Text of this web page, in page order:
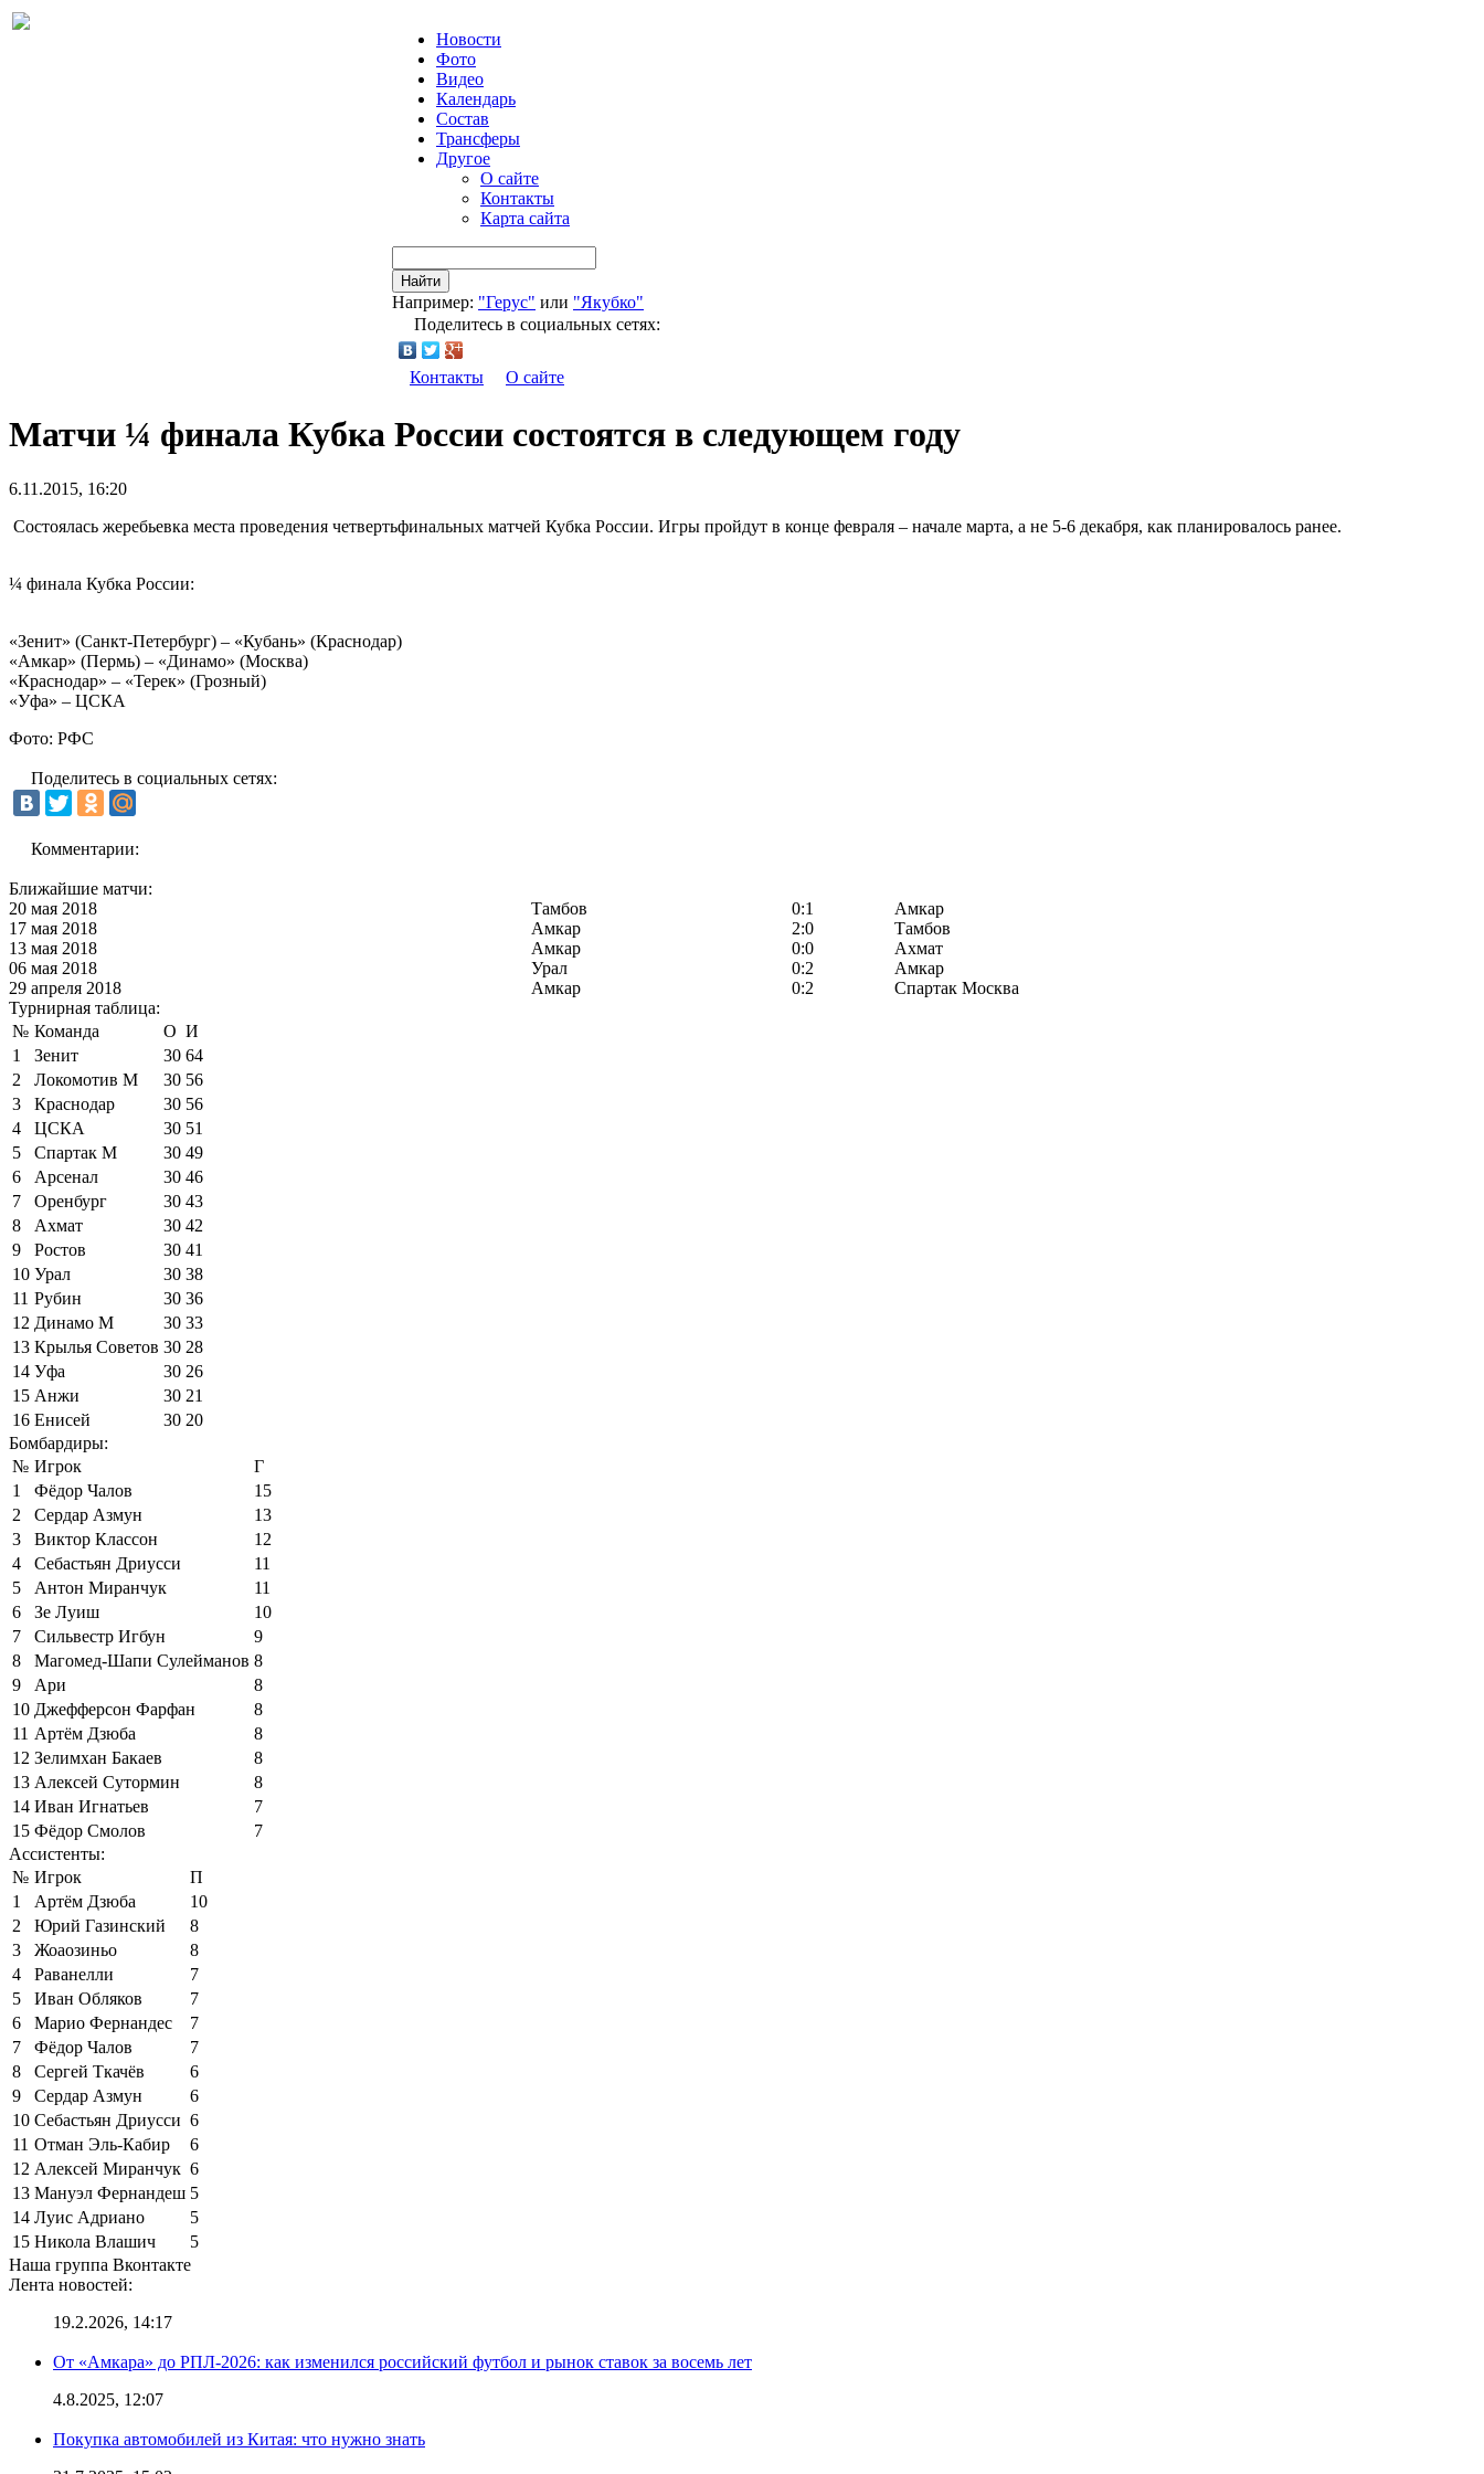
Новости
Фото
Видео
Календарь
Состав
Трансферы
Другое
О сайте
Контакты
Карта сайта
Найти
Например: "Герус" или "Якубко"
Поделитесь в социальных сетях:
Контакты О сайте
Матчи ¼ финала Кубка России состоятся в следующем году
6.11.2015, 16:20
Состоялась жеребьевка места проведения четвертьфинальных матчей Кубка России. Игры пройдут в конце февраля – начале марта, а не 5-6 декабря, как планировалось ранее.
¼ финала Кубка России:
«Зенит» (Санкт-Петербург) – «Кубань» (Краснодар)
«Амкар» (Пермь) – «Динамо» (Москва)
«Краснодар» – «Терек» (Грозный)
«Уфа» – ЦСКА
Фото: РФС
Поделитесь в социальных сетях:
Комментарии:
Ближайшие матчи:
20 мая 2018
Тамбов 0:1
Амкар
17 мая 2018
Амкар 2:0
Тамбов
13 мая 2018
Амкар 0:0
Ахмат
06 мая 2018
Урал 0:2
Амкар
29 апреля 2018
Амкар 0:2
Спартак Москва
Турнирная таблица:
№ Команда О И
1
Зенит 30 64
2
Локомотив М 30 56
3
Краснодар 30 56
4
ЦСКА 30 51
5
Спартак М 30 49
6
Арсенал 30 46
7
Оренбург 30 43
8
Ахмат 30 42
9
Ростов 30 41
10 Урал 30 38
11 Рубин 30 36
12 Динамо М 30 33
13 Крылья Советов 30 28
14 Уфа 30 26
15 Анжи 30 21
16 Енисей 30 20
Бомбардиры:
№ Игрок
Г
1
Фёдор Чалов
15
2
Сердар Азмун
13
3
Виктор Классон
12
4
Себастьян Дриусси
11
5
Антон Миранчук
11
6
Зе Луиш
10
7
Сильвестр Игбун
9
8
Магомед-Шапи Сулейманов 8
9
Ари
8
10 Джефферсон Фарфан
8
11 Артём Дзюба
8
12 Зелимхан Бакаев
8
13 Алексей Сутормин
8
14 Иван Игнатьев
7
15 Фёдор Смолов
7
Ассистенты:
№ Игрок
П
1
Артём Дзюба
10
2
Юрий Газинский
8
3
Жоаозиньо
8
4
Раванелли
7
5
Иван Обляков
7
6
Марио Фернандес
7
7
Фёдор Чалов
7
8
Сергей Ткачёв
6
9
Сердар Азмун
6
10 Себастьян Дриусси 6
11 Отман Эль-Кабир
6
12 Алексей Миранчук 6
13 Мануэл Фернандеш 5
14 Луис Адриано
5
15 Никола Влашич
5
Наша группа Вконтакте
Лента новостей:
19.2.2026, 14:17
От «Амкара» до РПЛ-2026: как изменился российский футбол и рынок ставок за восемь лет
4.8.2025, 12:07
Покупка автомобилей из Китая: что нужно знать